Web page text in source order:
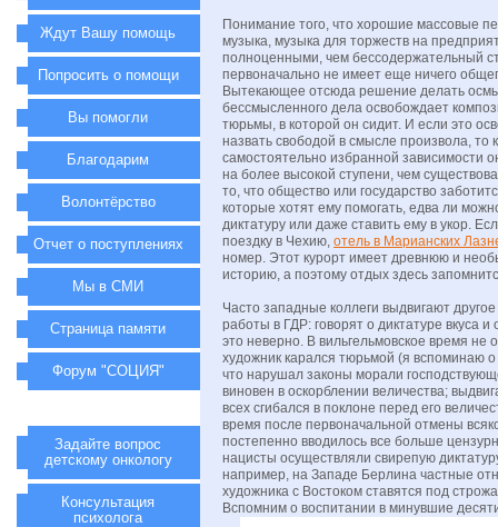
Понимание того, что хорошие массовые
музыка, музыка для торжеств на
полноценными, чем бессодержательный
первоначально не имеет еще ничего
Вытекающее отсюда решение делать
бессмысленного дела освобождает
тюрьмы, в которой он сидит. И если это
назвать свободой в смысле произвола, то
самостоятельно избранной зависимости
на более высокой ступени, чем
то, что общество или государство
которые хотят ему помогать, едва ли
диктатуру или даже ставить ему в укор.
поездку в Чехию, отель в Марианских
номер. Этот курорт имеет древнюю и
историю, а поэтому отдых здесь
Часто западные коллеги выдвигают
работы в ГДР: говорят о диктатуре вкуса
это неверно. В вильгельмовское время не
художник карался тюрьмой (я вспоминаю
что нарушал законы морали
виновен в оскорблении величества;
всех сгибался в поклоне перед его
время после первоначальной отмены
постепенно вводилось все больше
нацисты осуществляли свирепую
например, на Западе Берлина частные
художника с Востоком ставятся под
Вспомним о воспитании в минувшие
Ждут Вашу помощь
Попросить о помощи
Вы помогли
Благодарим
Волонтёрство
Отчет о поступлениях
Мы в СМИ
Страница памяти
Форум "СОЦИЯ"
Задайте вопрос
детскому онкологу
Консультация
психолога